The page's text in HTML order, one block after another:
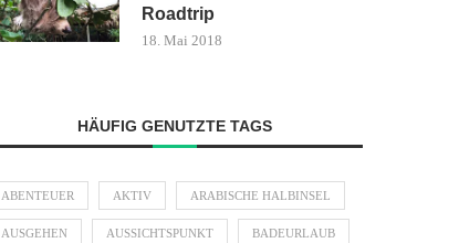
Roadtrip
18. Mai 2018
HÄUFIG GENUTZTE TAGS
ABENTEUER AKTIV ARABISCHE HALBINSEL
AUSGEHEN AUSSICHTSPUNKT BADEURLAUB